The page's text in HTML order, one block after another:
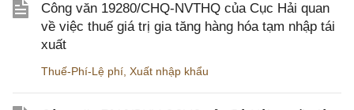
Công văn 19280/CHQ-NVTHQ của Cục Hải quan
về việc thuế giá trị gia tăng hàng hóa tạm nhập tái
xuất
Thuế-Phí-Lệ phí Xuất nhập khẩu